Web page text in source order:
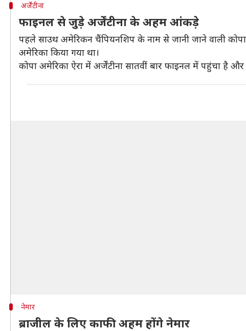
अर्जेंटीना
फाइनल से जुड़े अर्जेंटीना के अहम आंकड़े
पहले साउथ अमेरिकन चैंपियनशिप के नाम से जानी जाने वाली
अमेरिका किया गया था।
कोपा अमेरिका ऐरा में अर्जेंटीना सातवीं बार फाइनल में पहुंचा है
नेमार
ब्राजील के लिए काफी अहम होंगे नेमार